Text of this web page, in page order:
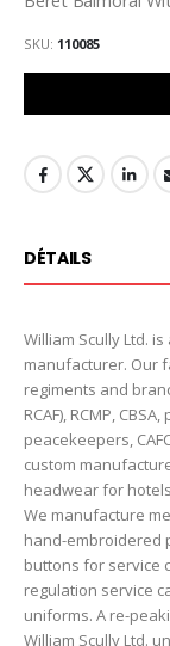
SKU 110085
DÉTAILS
William Scully Ltd.
manufacturer. Our
regiments and
RCAF), RCMP,
peacekeepers,
custom
headwear for
We manufacture
hand-embroidered
buttons for service
regulation service
uniforms. A re-
William Scully Ltd.